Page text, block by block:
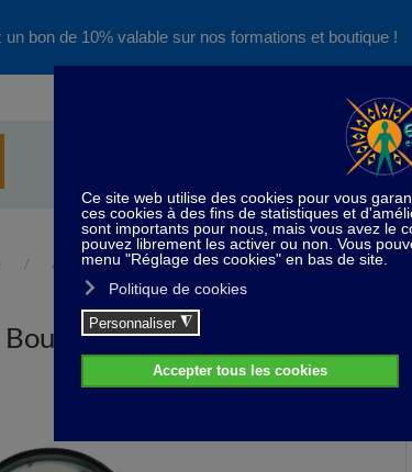
bon de 10% valable sur nos formations et boutique !
Ambiance de la maison Bougie Magique
Bougie Magique en Cristal avec
Les